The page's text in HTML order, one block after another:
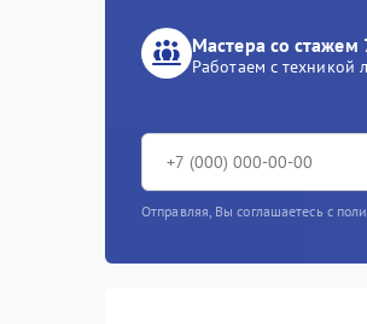
Мастера со стажем
Работаем с техникой
Отправляя, Вы соглашаетесь с